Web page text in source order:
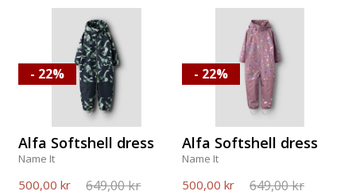
Alfa Softshell dress
Name It
500,00 kr 649,00 kr
- 22%
Alfa Softshell dress
Name It
500,00 kr 649,00 kr
- 22%